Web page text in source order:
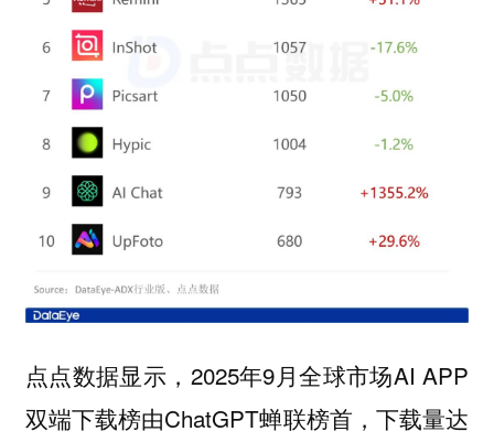
点点数据显示，2025年9月全球市场AI APP
双端下载榜由ChatGPT蝉联榜首，下载量达